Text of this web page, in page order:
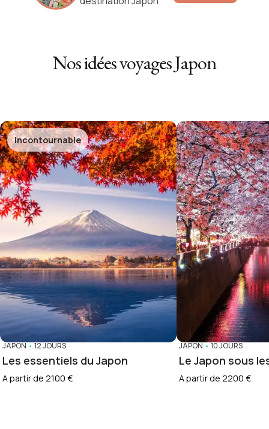
Nos idées voyagesJapon
Incontournable
JAPON•12 JOURS
Les essentiels du Japon
A partir de 2100 €
JAPON•10 JOURS
Le Japon sous
A partir de 2200 €